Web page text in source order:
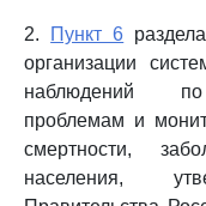
2. Пункт 6
организации
наблюдений по
проблемам и
смертности,
населения,